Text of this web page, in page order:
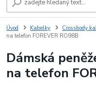
Úvod Kabelky Crossbody
na telefon FOREVER RO98B
Dámská
na telefon